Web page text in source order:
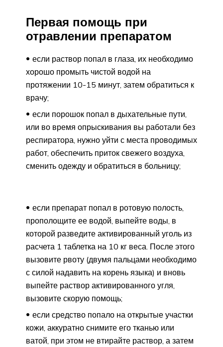
Первая помощь при
отравлении препаратом
если раствор попал в глаза, их необходимо
хорошо промыть чистой водой на
протяжении 10-15 минут, затем обратиться к
врачу;
если порошок попал в дыхательные пути,
или во время опрыскивания вы работали без
респиратора, нужно уйти с места проводимых
работ, обеспечить приток свежего воздуха,
сменить одежду и обратиться в больницу;
если препарат попал в ротовую полость,
прополощите ее водой, выпейте воды, в
которой разведите активированный уголь из
расчета 1 таблетка на 10 кг веса. После этого
вызовите рвоту (двумя пальцами необходимо
с силой надавить на корень языка) и вновь
выпейте раствор активированного угля,
вызовите скорую помощь;
если средство попало на открытые участки
кожи, аккуратно снимите его тканью или
ватой, при этом не втирайте раствор, а затем